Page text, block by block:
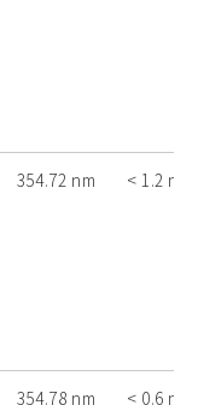
354.72 nm < 1.2
354.78 nm
< 0.6